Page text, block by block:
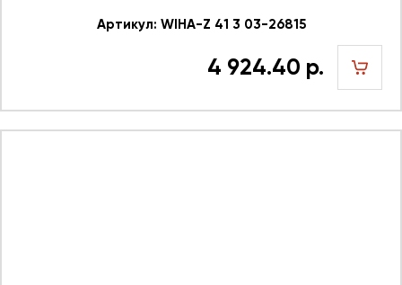
Артикул: WIHA-Z 41 3 03-26815
4 924.40 р.